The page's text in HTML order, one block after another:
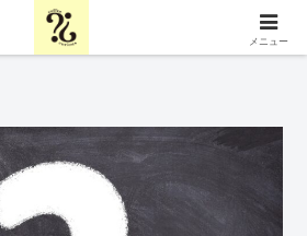
メニュー